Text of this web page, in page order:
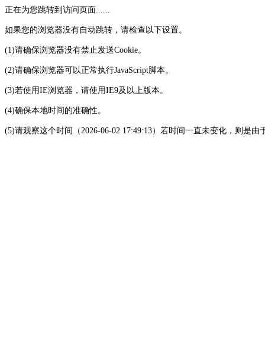
正在为您跳转到访问页面......
如果您的浏览器没有自动跳转，请检查以下设置。
(1)请确保浏览器没有禁止发送Cookie。
(2)请确保浏览器可以正常执行JavaScript脚本。
(3)若使用IE浏览器，请使用IE9及以上版本。
(4)确保本地时间的准确性。
(5)请观察这个时间（2026-06-02 17:49:13）若时间一直未变化，则是